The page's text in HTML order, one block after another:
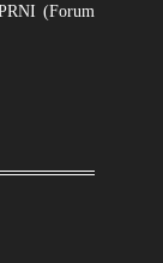
(Forum